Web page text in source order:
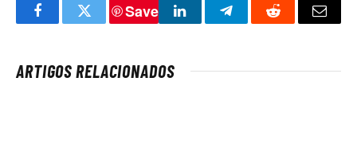
FacebookTwitter
Save
LinkedInTelegramReddit Email
ARTIGOS RELACIONADOS